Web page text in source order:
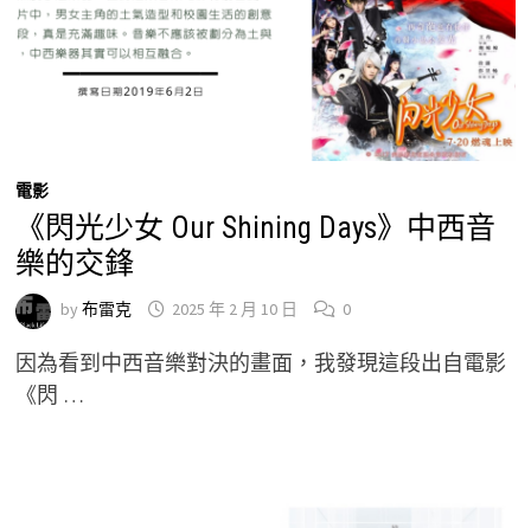
電影
《閃光少女 Our Shining Days》中西音
樂的交鋒
by 布雷克 2025 年 2 月 10 日 0
因為看到中西音樂對決的畫面，我發現這段出自電影
《閃 …